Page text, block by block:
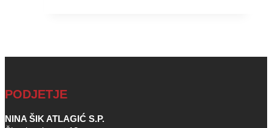
PODJETJE
NINA ŠIK ATLAGIĆ S.P.